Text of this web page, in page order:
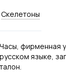
Скелетоны
Часы, фирменная
русском языке,
талон.